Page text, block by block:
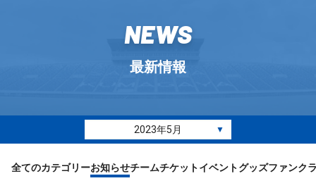
NEWS
最新情報
2023年5月 ▼
全てのカテゴリーお知らせチームチケットイベントグッズファンク